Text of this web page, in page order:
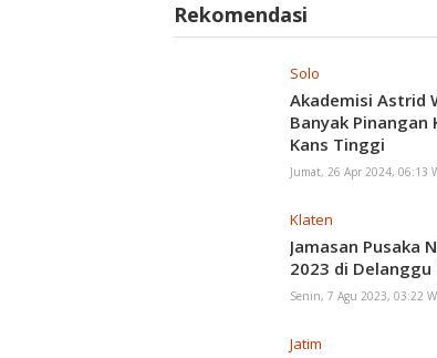
Rekomendasi
Solo
Akademisi Astrid
Banyak Pinangan
Kans Tinggi
Jumat, 26 Apr 2024, 06:13
Klaten
Jamasan Pusaka
2023 di Delanggu
Senin, 7 Agu 2023, 03:22
Jatim